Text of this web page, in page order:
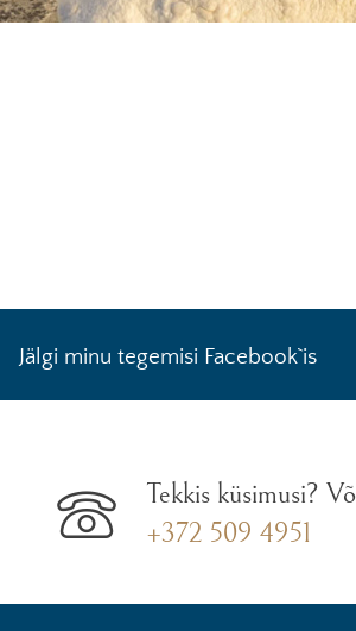
Jälgi minu tegemisi Facebook`is
Tekkis küsimusi?
+372 509 4951